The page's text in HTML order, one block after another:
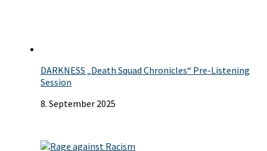
DARKNESS „Death Squad Chronicles“ Pre-Listening
Session
8. September 2025